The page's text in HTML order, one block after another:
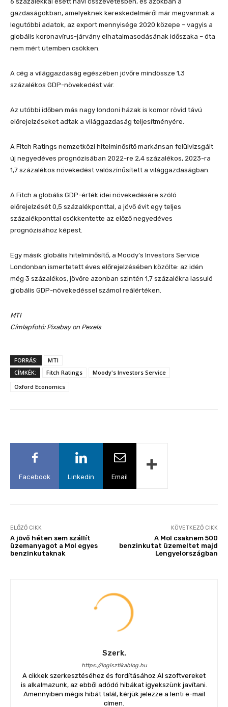
gazdaságokban, amelyeknek kereskedelméről már megvannak a
legutóbbi adatok, az export mennyisége 2020 közepe – vagyis a
globális koronavírus-járvány elhatalmasodásának időszaka – óta
nem mért ütemben csökken.
A cég a világgazdaság egészében jövőre mindössze 1,3
százalékos GDP-növekedést vár.
Az utóbbi időben más nagy londoni házak is komor rövid távú
előrejelzéseket adtak a világgazdaság teljesítményére.
A Fitch Ratings nemzetközi hitelminősítő markánsan felülvizsgált
új negyedéves prognózisában 2022-re 2,4 százalékos, 2023-ra
1,7 százalékos növekedést valószínűsített a világgazdaságban.
A Fitch a globális GDP-érték idei növekedésére szóló
előrejelzését 0,5 százalékponttal, a jövő évit egy teljes
százalékponttal csökkentette az előző negyedéves
prognózisához képest.
Egy másik globális hitelminősítő, a Moody’s Investors Service
Londonban ismertetett éves előrejelzésében közölte: az idén
még 3 százalékos, jövőre azonban szintén 1,7 százalékra lassuló
globális GDP-növekedéssel számol reálértéken.
MTI
Címlapfotó: Pixabay on Pexels
FORRÁS:
MTI
CÍMKÉK:
Fitch Ratings
Moody's Investors Service
Oxford Economics
Facebook Linkedin Email
ELŐZŐ CIKK
A jövő héten sem szállít
üzemanyagot a Mol egyes
benzinkutaknak
KÖVETKEZŐ CIKK
A Mol csaknem 500
benzinkutat üzemeltet majd
Lengyelországban
Szerk.
https://logisztikablog.hu
A cikkek szerkesztéséhez és fordításához AI szoftvereket
is alkalmazunk, az ebből adódó hibákat igyekszünk javítani.
Amennyiben mégis hibát talál, kérjük jelezze a lenti e-mail
címen.